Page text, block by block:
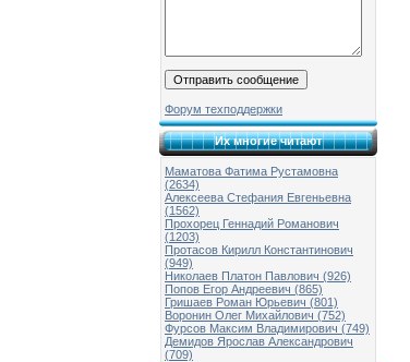
Форум техподдержки
Их многие читают
Маматова Фатима Рустамовна
(2634)
Алексеева Стефания Евгеньевна
(1562)
Прохорец Геннадий Романович
(1203)
Протасов Кирилл Константинович
(949)
Николаев Платон Павлович (926)
Попов Егор Андреевич (865)
Гришаев Роман Юрьевич (801)
Воронин Олег Михайлович (752)
Фурсов Максим Владимирович (749)
Демидов Ярослав Александрович
(709)